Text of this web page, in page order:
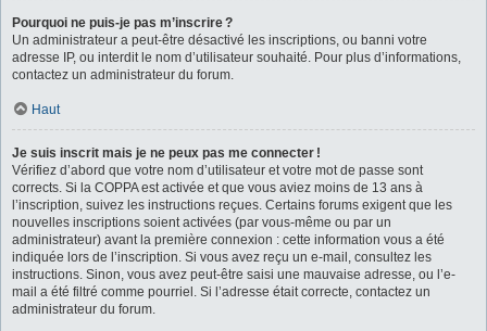
Pourquoi ne puis-je pas m’inscrire ?
Un administrateur a peut-être désactivé les inscriptions, ou banni votre
adresse IP, ou interdit le nom d’utilisateur souhaité. Pour plus d’informations,
contactez un administrateur du forum.
Haut
Je suis inscrit mais je ne peux pas me connecter !
Vérifiez d’abord que votre nom d’utilisateur et votre mot de passe sont
corrects. Si la COPPA est activée et que vous aviez moins de 13 ans à
l’inscription, suivez les instructions reçues. Certains forums exigent que les
nouvelles inscriptions soient activées (par vous-même ou par un
administrateur) avant la première connexion : cette information vous a été
indiquée lors de l’inscription. Si vous avez reçu un e-mail, consultez les
instructions. Sinon, vous avez peut-être saisi une mauvaise adresse, ou l’e-
mail a été filtré comme pourriel. Si l’adresse était correcte, contactez un
administrateur du forum.